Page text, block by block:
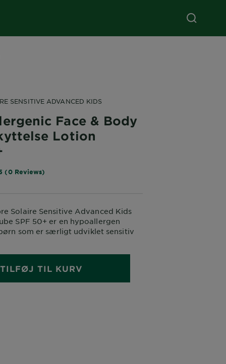
SENSITIVE ADVANCED KIDS
Face & Body
Lotion
(0 Reviews)
Solaire Sensitive Advanced Kids
SPF 50+ er en hypoallergen
som er særligt udviklet sensitiv
TILFØJ TIL KURV